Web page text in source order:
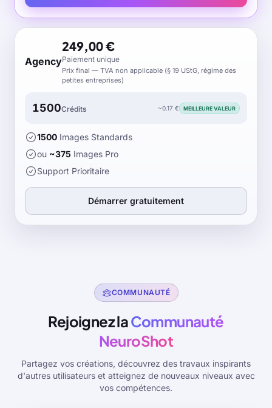
Agency
249,00 €
Paiement unique
Prix final — TVA non applicable (§ 19 UStG, régime des
petites entreprises)
1500Crédits ~0.17 € MEILLEURE VALEUR
1500 Images Standards
ou ~375 Images Pro
Support Prioritaire
Démarrer gratuitement
COMMUNAUTÉ
Rejoignez laCommunauté
NeuroShot
Partagez vos créations, découvrez des travaux inspirants
d'autres utilisateurs et atteignez de nouveaux niveaux avec
vos compétences.